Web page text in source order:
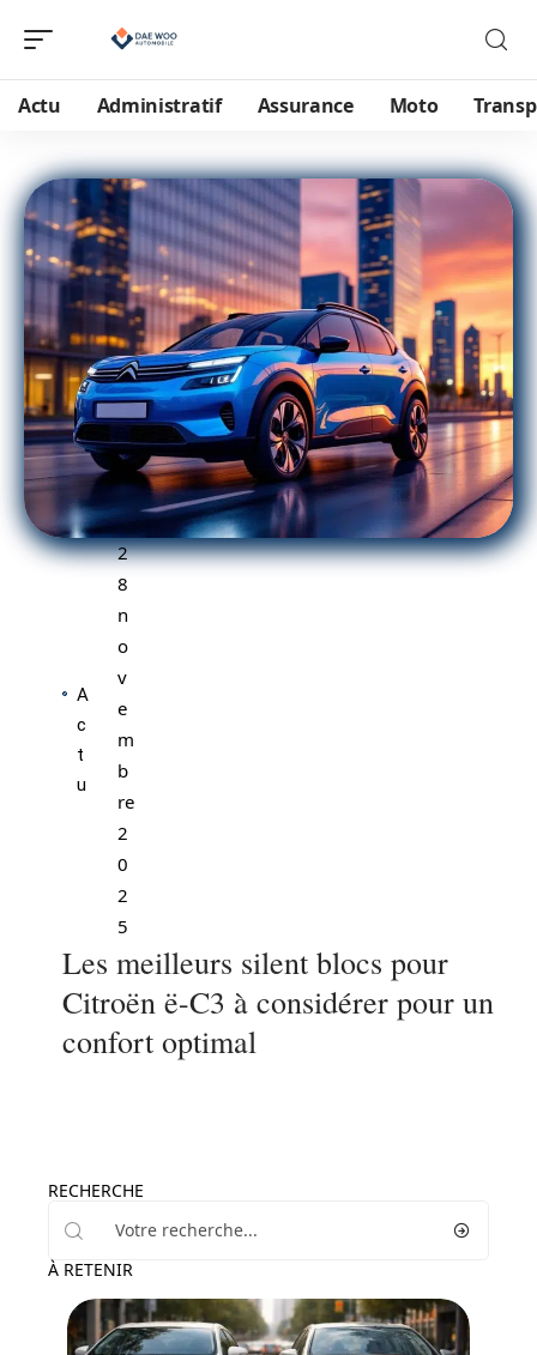
Actu Administratif Assurance Moto
A
c
t
u
2
8
n
o
v
e
m
b
re
2
0
2
5
Les meilleurs silent blocs pour
Citroën ë-C3 à considérer pour un
confort optimal
RECHERCHE
À RETENIR